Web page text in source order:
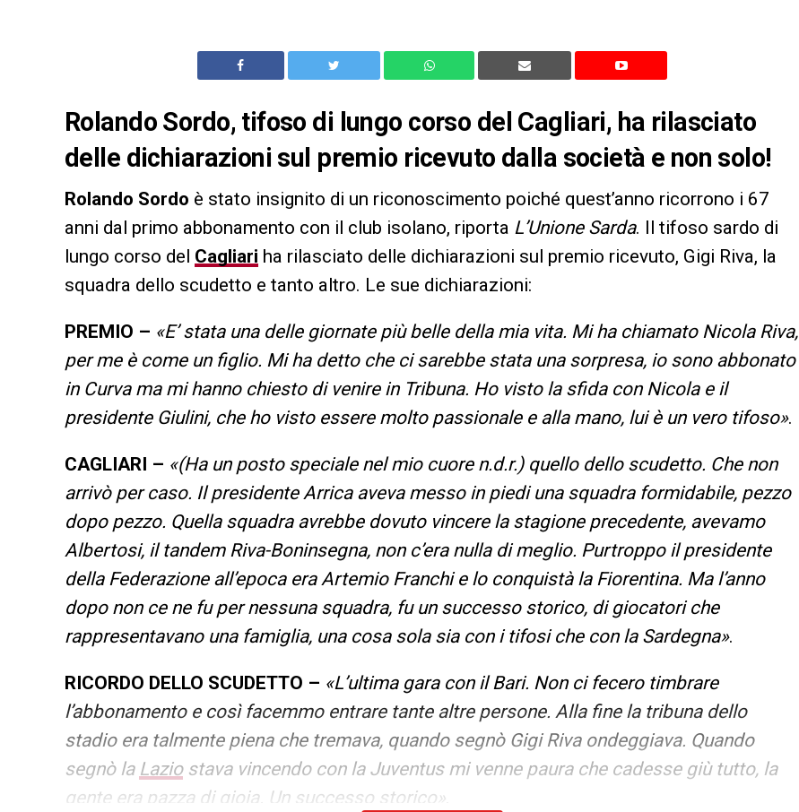
Rolando Sordo, tifoso di lungo corso del Cagliari, ha rilasciato
delle dichiarazioni sul premio ricevuto dalla società e non solo!
Rolando Sordo è stato insignito di un riconoscimento poiché quest’anno ricorrono i 67
anni dal primo abbonamento con il club isolano, riporta L’Unione Sarda. Il tifoso sardo di
lungo corso del Cagliari ha rilasciato delle dichiarazioni sul premio ricevuto, Gigi Riva, la
squadra dello scudetto e tanto altro. Le sue dichiarazioni:
PREMIO – «E’ stata una delle giornate più belle della mia vita. Mi ha chiamato Nicola Riva,
per me è come un figlio. Mi ha detto che ci sarebbe stata una sorpresa, io sono abbonato
in Curva ma mi hanno chiesto di venire in Tribuna. Ho visto la sfida con Nicola e il
presidente Giulini, che ho visto essere molto passionale e alla mano, lui è un vero tifoso».
CAGLIARI – «(Ha un posto speciale nel mio cuore n.d.r.) quello dello scudetto. Che non
arrivò per caso. Il presidente Arrica aveva messo in piedi una squadra formidabile, pezzo
dopo pezzo. Quella squadra avrebbe dovuto vincere la stagione precedente, avevamo
Albertosi, il tandem Riva-Boninsegna, non c’era nulla di meglio. Purtroppo il presidente
della Federazione all’epoca era Artemio Franchi e lo conquistà la Fiorentina. Ma l’anno
dopo non ce ne fu per nessuna squadra, fu un successo storico, di giocatori che
rappresentavano una famiglia, una cosa sola sia con i tifosi che con la Sardegna».
RICORDO DELLO SCUDETTO – «L’ultima gara con il Bari. Non ci fecero timbrare
l’abbonamento e così facemmo entrare tante altre persone. Alla fine la tribuna dello
stadio era talmente piena che tremava, quando segnò Gigi Riva ondeggiava. Quando
segnò la Laziostava vincendo con la Juventus mi venne paura che cadesse giù tutto, la
gente era pazza di gioia. Un successo storico»